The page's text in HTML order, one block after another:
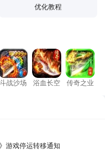
优化教程
神 斗战沙场
斗战沙场
浴血长空
浴血长空
传奇之
传奇之业
游戏停运转移通知